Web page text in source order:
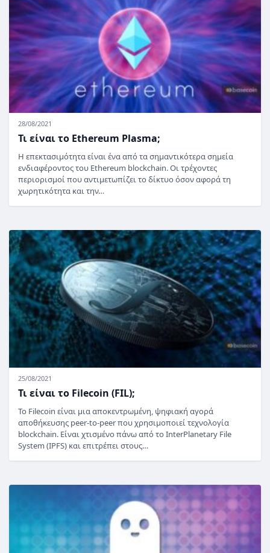
28/08/2021
Τι είναι το Ethereum Plasma;
Η επεκτασιμότητα είναι ένα από τα σημαντικότερα σημεία
ενδιαφέροντος του Ethereum blockchain. Οι τρέχοντες
περιορισμοί που αντιμετωπίζει το δίκτυο όσον αφορά τη
χωρητικότητα και την…
25/08/2021
Τι είναι το Filecoin (FIL);
Το Filecoin είναι μια αποκεντρωμένη, ψηφιακή αγορά
αποθήκευσης peer-to-peer που χρησιμοποιεί τεχνολογία
blockchain. Είναι χτισμένο πάνω από το InterPlanetary File
System (IPFS) και επιτρέπει στους…